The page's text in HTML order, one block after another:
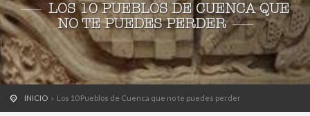
LOS 10 PUEBLOS DE CUENCA QUE
NO TE PUEDES PERDER
INICIO Los 10 Pueblos de Cuenca que no te puedes perder